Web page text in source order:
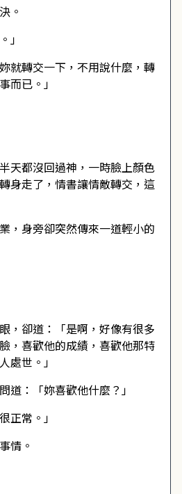
。
」
就轉交一下，不用說什麼，轉
而已。」
天都沒回過神，一時臉上顏色
身走了，情書讓情敵轉交，這
，身旁卻突然傳來一道輕小的
，卻道：「是啊，好像有很多
，喜歡他的成績，喜歡他那特
處世。」
道：「妳喜歡他什麼？」
正常。」
情。